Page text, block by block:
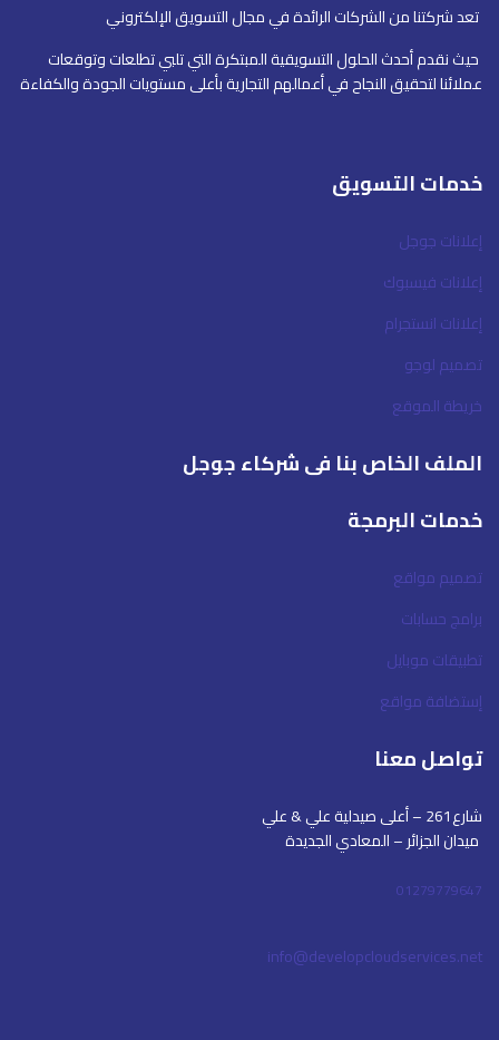
تعد شركتنا من الشركات الرائدة في مجال التسويق الإلكتروني
حيث نقدم أحدث الحلول التسويقية المبتكرة التي تلبي تطلعات وتوقعات
عملائنا لتحقيق النجاح في أعمالهم التجارية بأعلى مستويات الجودة والكفاءة
خدمات التسويق
إعلانات جوجل
إعلانات فيسبوك
إعلانات انستجرام
تصميم لوجو
خريطة الموقع
الملف الخاص بنا فى شركاء جوجل
خدمات البرمجة
تصميم مواقع
برامج حسابات
تطبيقات موبايل
إستضافة مواقع
تواصل معنا
شارع261 – أعلى صيدلية علي & علي
ميدان الجزائر – المعادي الجديدة
01279779647
info@developcloudservices.net